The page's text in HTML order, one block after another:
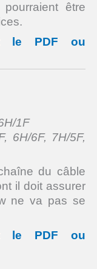
être
le PDF ou
1F
6H/6F, 7H/5F,
du câble
il doit assurer
ne va pas se
le PDF ou